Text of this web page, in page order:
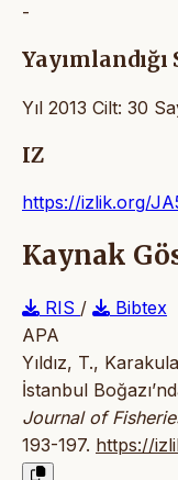
-
Yayımlandığı
Yıl 2013 Cilt: 30
IZ
https://izlik.org/
Kaynak
RIS /
Bibtex
APA
Yıldız, T.,
İstanbul
Journal of
193-197. https://